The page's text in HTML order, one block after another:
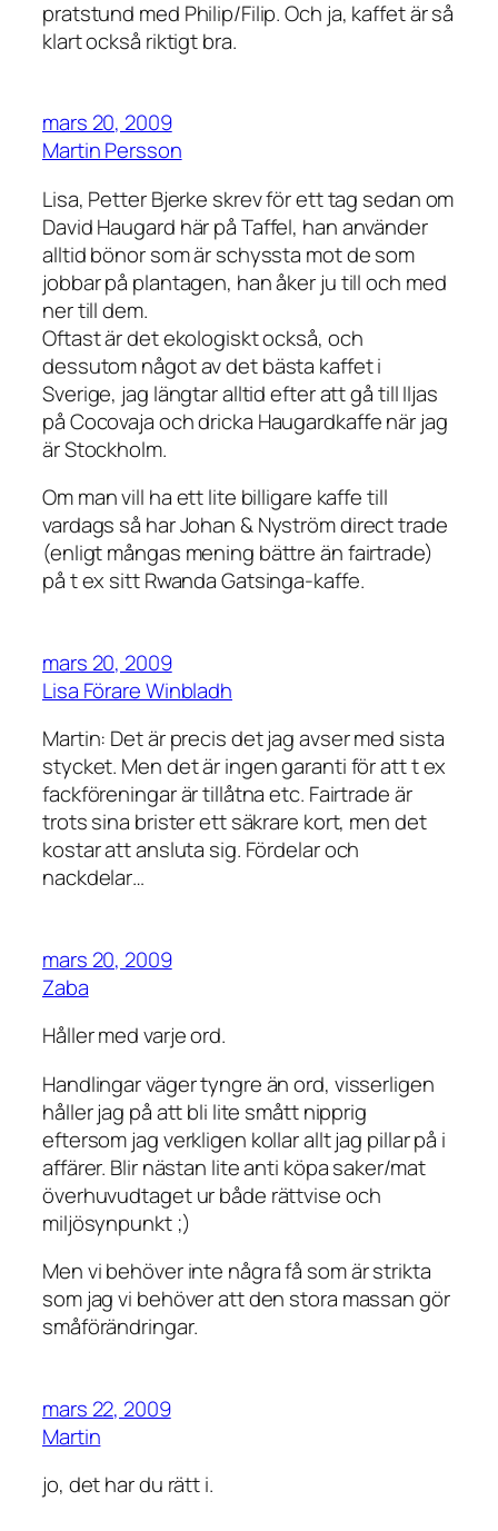
pratstund med Philip/Filip. Och ja, kaffet är så
klart också riktigt bra.
mars 20, 2009
Martin Persson
Lisa, Petter Bjerke skrev för ett tag sedan om
David Haugard här på Taffel, han använder
alltid bönor som är schyssta mot de som
jobbar på plantagen, han åker ju till och med
ner till dem.
Oftast är det ekologiskt också, och
dessutom något av det bästa kaffet i
Sverige, jag längtar alltid efter att gå till Iljas
på Cocovaja och dricka Haugardkaffe när jag
är Stockholm.
Om man vill ha ett lite billigare kaffe till
vardags så har Johan & Nyström direct trade
(enligt mångas mening bättre än fairtrade)
på t ex sitt Rwanda Gatsinga-kaffe.
mars 20, 2009
Lisa Förare Winbladh
Martin: Det är precis det jag avser med sista
stycket. Men det är ingen garanti för att t ex
fackföreningar är tillåtna etc. Fairtrade är
trots sina brister ett säkrare kort, men det
kostar att ansluta sig. Fördelar och
nackdelar…
mars 20, 2009
Zaba
Håller med varje ord.
Handlingar väger tyngre än ord, visserligen
håller jag på att bli lite smått nipprig
eftersom jag verkligen kollar allt jag pillar på i
affärer. Blir nästan lite anti köpa saker/mat
överhuvudtaget ur både rättvise och
miljösynpunkt ;)
Men vi behöver inte några få som är strikta
som jag vi behöver att den stora massan gör
småförändringar.
mars 22, 2009
Martin
jo, det har du rätt i.